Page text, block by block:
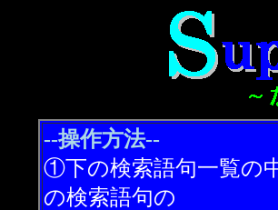
--操作方法--
①下の検索語句一覧の
の検索語句の